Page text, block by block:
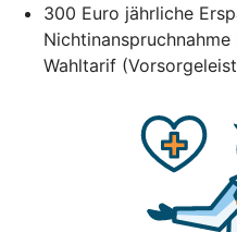
300 Euro jährliche
Wahltarif